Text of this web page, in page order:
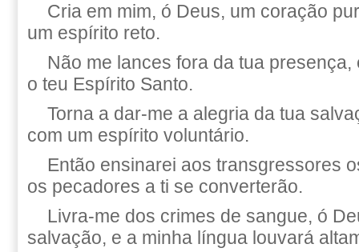
Cria em mim, ó Deus, um coração
um espírito reto.
Não me lances fora da tua
o teu Espírito Santo.
Torna a dar-me a alegria da tua
com um espírito voluntário.
Então ensinarei aos transgressores
os pecadores a ti se converterão.
Livra-me dos crimes de sangue, ó
salvação, e a minha língua louvará